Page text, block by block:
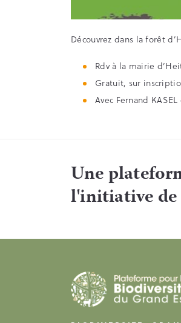
Découvrez dans la forêt
Rdv à la mairie
Gratuit, sur
Avec Fernand
Une
l'initiative de